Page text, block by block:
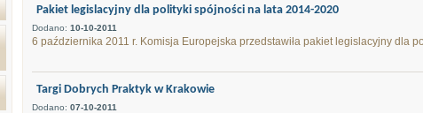
Pakiet legislacyjny dla polityki spójności na lata 2014-2020
Dodano: 10-10-2011
6 października 2011 r. Komisja Europejska przedstawiła pakiet legislacyjny dla
Targi Dobrych Praktyk w Krakowie
Dodano: 07-10-2011